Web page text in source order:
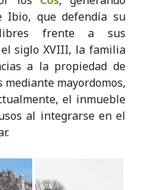
Ibio, que defendía su
frente a sus
siglo XVIII, la familia
a la propiedad de
mayordomos,
el inmueble
al integrarse en el